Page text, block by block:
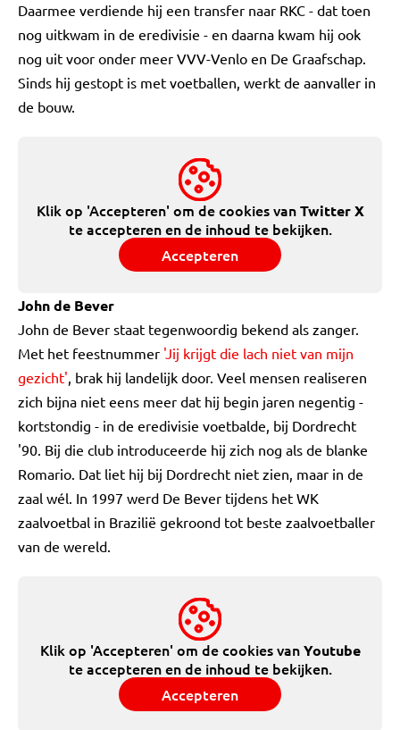
Daarmee verdiende hij een transfer naar RKC - dat toen
nog uitkwam in de eredivisie - en daarna kwam hij ook
nog uit voor onder meer VVV-Venlo en De Graafschap.
Sinds hij gestopt is met voetballen, werkt de aanvaller in
de bouw.
Klik op 'Accepteren' om de cookies vanTwitter X
te accepteren en de inhoud te bekijken.
Accepteren
John de Bever
John de Bever staat tegenwoordig bekend als zanger.
Met het feestnummer 'Jij krijgt die lach niet van mijn
gezicht', brak hij landelijk door. Veel mensen realiseren
zich bijna niet eens meer dat hij begin jaren negentig -
kortstondig - in de eredivisie voetbalde, bij Dordrecht
'90. Bij die club introduceerde hij zich nog als de blanke
Romario. Dat liet hij bij Dordrecht niet zien, maar in de
zaal wél. In 1997 werd De Bever tijdens het WK
zaalvoetbal in Brazilië gekroond tot beste zaalvoetballer
van de wereld.
Klik op 'Accepteren' om de cookies vanYoutube
te accepteren en de inhoud te bekijken.
Accepteren